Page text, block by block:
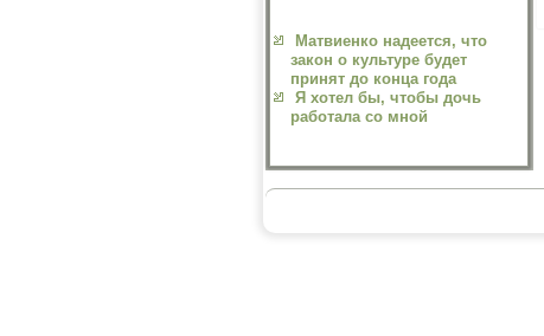
Матвиенко надеется, что
закон о культуре будет
принят до конца года
Я хотел бы, чтобы дочь
работала со мной